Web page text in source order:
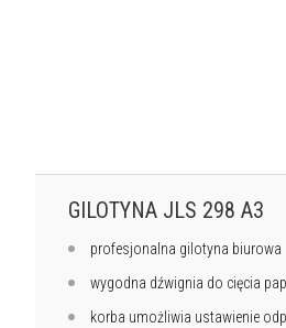
GILOTYNA JLS 298 A3
profesjonalna gilotyna biurowa
wygodna dźwignia do cięcia
korba umożliwia ustawienie